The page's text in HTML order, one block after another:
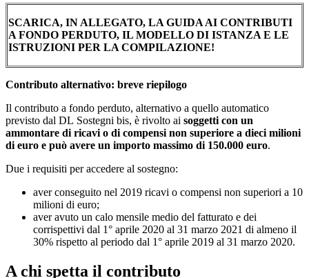
SCARICA, IN ALLEGATO, LA GUIDA AI CONTRIBUTI
A FONDO PERDUTO, IL MODELLO DI ISTANZA E LE
ISTRUZIONI PER LA COMPILAZIONE!
Contributo alternativo: breve riepilogo
Il contributo a fondo perduto, alternativo a quello automatico
previsto dal DL Sostegni bis, è rivolto ai soggetti con un
ammontare di ricavi o di compensi non superiore a dieci milioni
di euro e può avere un importo massimo di 150.000 euro.
Due i requisiti per accedere al sostegno:
aver conseguito nel 2019 ricavi o compensi non superiori a 10
milioni di euro;
aver avuto un calo mensile medio del fatturato e dei
corrispettivi dal 1° aprile 2020 al 31 marzo 2021 di almeno il
30% rispetto al periodo dal 1° aprile 2019 al 31 marzo 2020.
A chi spetta il contributo